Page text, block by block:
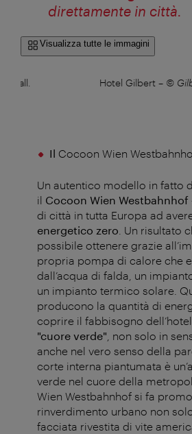
direttamente in città.
Visualizza tutte le immagini
hall.
Hotel Gilbert – ©
Il Cocoon Wien
Un autentico modello in fatto
il Cocoon Wien Westbahnhof
di città in tutta Europa ad
energetico zero . Un risultato
possibile ottenere grazie
propria pompa di calore che
dall’acqua di falda, un
un impianto termico solare.
producono la quantità di
coprire il fabbisogno dell’hotel.
"cuore verde" , non solo in
anche nel vero senso della
corte interna piantumata è
verde nel cuore della
Wien Westbahnhof si fa
rinverdimento urbano non
facciata rivestita di vite